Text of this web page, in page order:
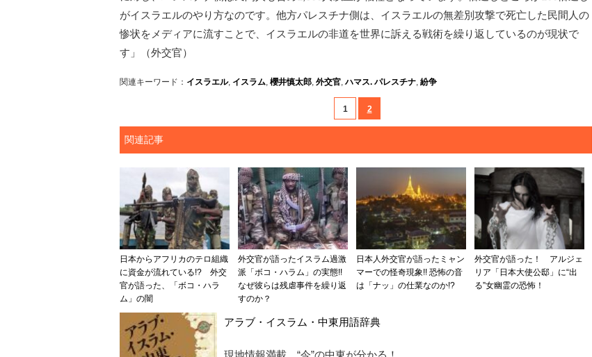
がイスラエルのやり方なのです。他方パレスチナ側は、イスラエルの無差別攻撃で死亡した民間人の
惨状をメディアに流すことで、イスラエルの非道を世界に訴える戦術を繰り返しているのが現状で
す」（外交官）
関連キーワード： イスラエル, イスラム, 櫻井慎太郎, 外交官,ハマス. パレスチナ, 紛争
1 2
関連記事
日本からアフリカのテロ組織
に資金が流れている!? 外交
官が語った、「ボコ・ハラ
ム」の闇
外交官が語ったイスラム過激
派「ボコ・ハラム」の実態!!
なぜ彼らは残虐事件を繰り返
すのか？
日本人外交官が語ったミャン
マーでの怪奇現象!! 恐怖の音
は「ナッ」の仕業なのか!?
外交官が語った！ アルジェ
リア「日本大使公邸」に“出
る”女幽霊の恐怖！
アラブ・イスラム・中東用語辞典
現地情報満載、“今”の中東が分かる！